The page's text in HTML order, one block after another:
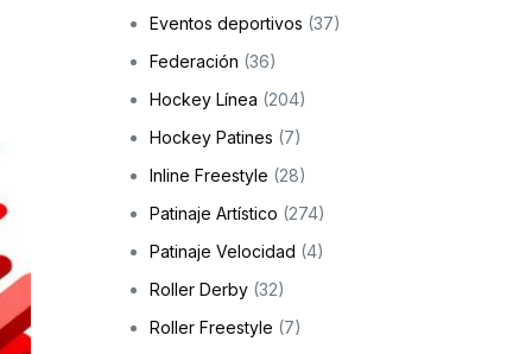
a la infancia y adolescencia
Skateboarding
Eventos deportivos (37)
Federación (36)
Hockey Línea (204)
Hockey Patines (7)
Inline Freestyle (28)
Patinaje Artístico (274)
Patinaje Velocidad (4)
Roller Derby (32)
Roller Freestyle (7)